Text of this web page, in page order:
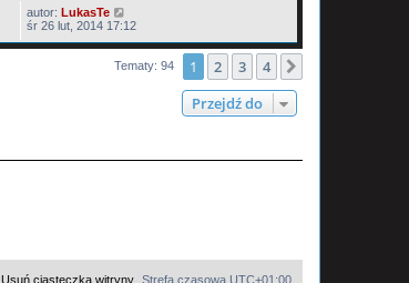
autor: LukasTe
śr 26 lut, 2014 17:12
Tematy: 94 1 2 3 4
Przejdź do
Strefa czasowa UTC+01:00
Usuń ciasteczka witryny